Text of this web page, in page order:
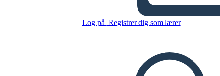
Log på Registrer dig som lærer
Antica India UVA
LAVE ET STORYBOARD